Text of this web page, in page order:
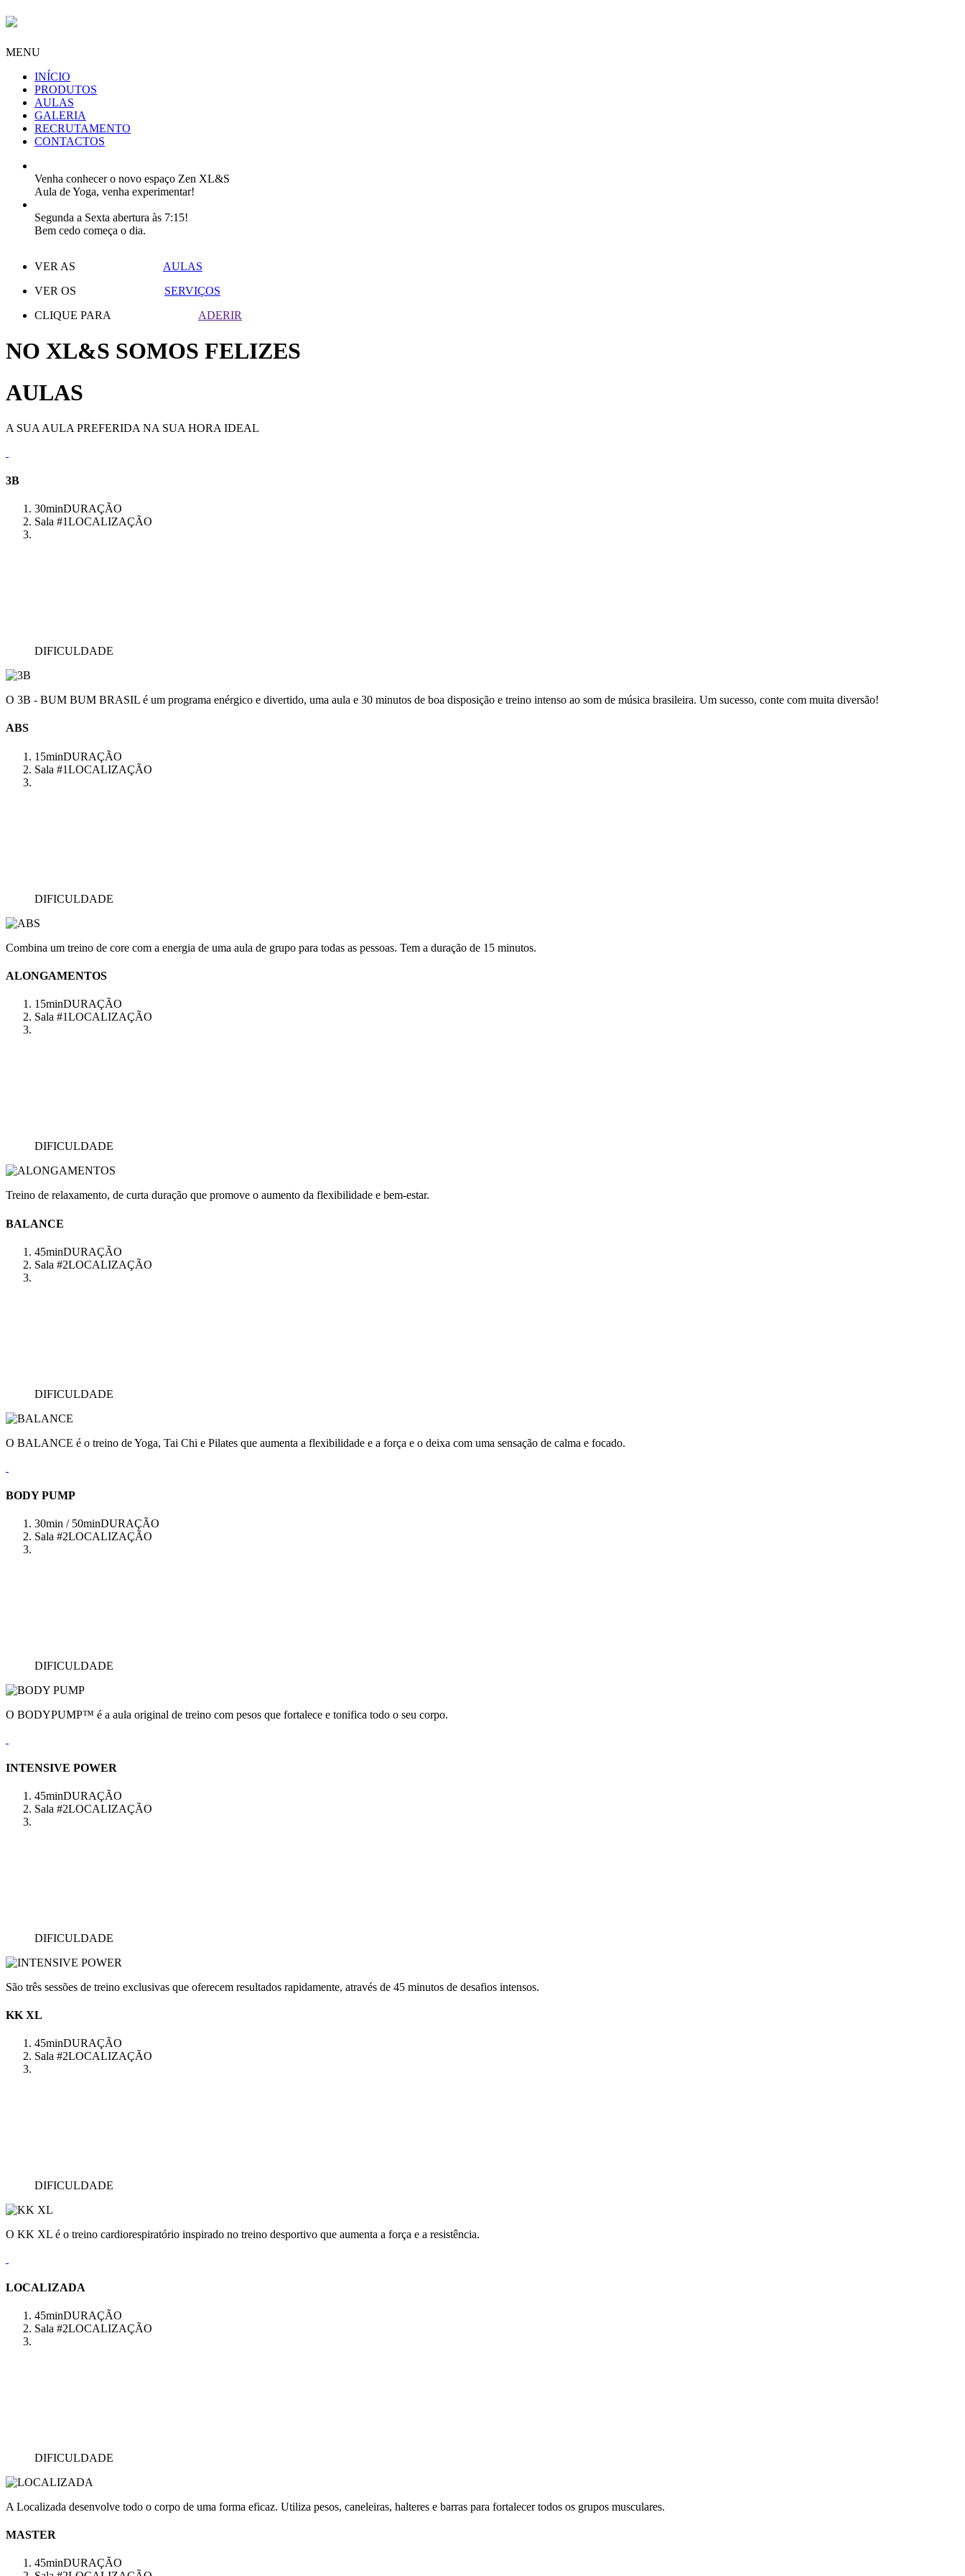
MENU
INÍCIO
PRODUTOS
AULAS
GALERIA
RECRUTAMENTO
CONTACTOS
Venha conhecer o novo espaço Zen XL&S
Aula de Yoga, venha experimentar!
Segunda a Sexta abertura às 7:15!
Bem cedo começa o dia.
VER AS
AULAS
VER OS
SERVIÇOS
CLIQUE PARA
ADERIR
NO XL&S SOMOS FELIZES
AULAS
A SUA AULA PREFERIDA NA SUA HORA IDEAL
3B
30minDURAÇÃO
Sala #1LOCALIZAÇÃO
DIFICULDADE
O 3B - BUM BUM BRASIL é um programa enérgico e divertido, uma aula e 30 minutos de boa disposição e treino intenso ao som de música brasileira. Um sucesso, conte com muita diversão!
ABS
15minDURAÇÃO
Sala #1LOCALIZAÇÃO
DIFICULDADE
Combina um treino de core com a energia de uma aula de grupo para todas as pessoas. Tem a duração de 15 minutos.
ALONGAMENTOS
15minDURAÇÃO
Sala #1LOCALIZAÇÃO
DIFICULDADE
Treino de relaxamento, de curta duração que promove o aumento da flexibilidade e bem-estar.
BALANCE
45minDURAÇÃO
Sala #2LOCALIZAÇÃO
DIFICULDADE
O BALANCE é o treino de Yoga, Tai Chi e Pilates que aumenta a flexibilidade e a força e o deixa com uma sensação de calma e focado.
BODY PUMP
30min / 50minDURAÇÃO
Sala #2LOCALIZAÇÃO
DIFICULDADE
O BODYPUMP™ é a aula original de treino com pesos que fortalece e tonifica todo o seu corpo.
INTENSIVE POWER
45minDURAÇÃO
Sala #2LOCALIZAÇÃO
DIFICULDADE
São três sessões de treino exclusivas que oferecem resultados rapidamente, através de 45 minutos de desafios intensos.
KK XL
45minDURAÇÃO
Sala #2LOCALIZAÇÃO
DIFICULDADE
O KK XL é o treino cardiorespiratório inspirado no treino desportivo que aumenta a força e a resistência.
LOCALIZADA
45minDURAÇÃO
Sala #2LOCALIZAÇÃO
DIFICULDADE
A Localizada desenvolve todo o corpo de uma forma eficaz. Utiliza pesos, caneleiras, halteres e barras para fortalecer todos os grupos musculares.
MASTER
45minDURAÇÃO